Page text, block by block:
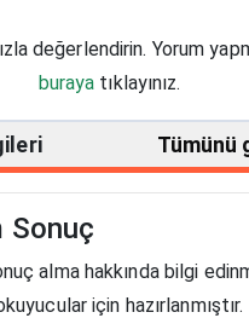
değerlendirin. Yorum
buraya tıklayınız.
Tümünü
Sonuç
alma hakkında bilgi
için hazırlanmıştır.